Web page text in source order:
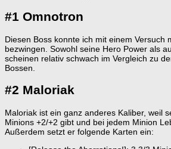
#1 Omnotron
Diesen Boss konnte ich mit einem Versuch
bezwingen. Sowohl seine Hero Power als
scheinen relativ schwach im Vergleich zu
Bossen.
#2 Maloriak
Maloriak ist ein ganz anderes Kaliber, weil
Minions +2/+2 gibt und bei jedem Minion
Außerdem setzt er folgende Karten ein: